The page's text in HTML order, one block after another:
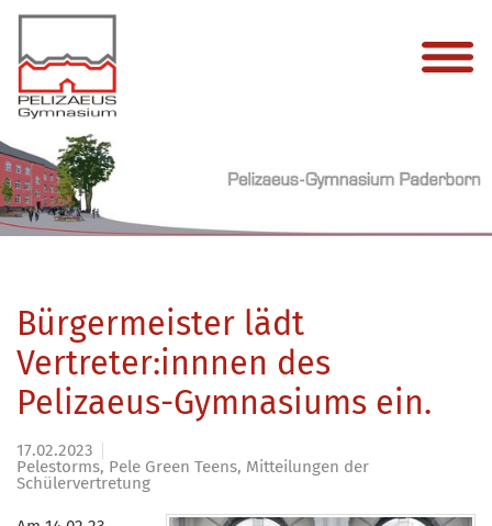
Bürgermeister lädt
Vertreter:innnen des
Pelizaeus-Gymnasiums ein.
17.02.2023
Pelestorms, Pele Green Teens, Mitteilungen der
Schülervertretung